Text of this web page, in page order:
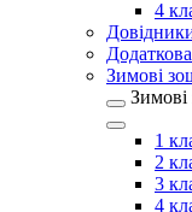
4
Зимові
1
2
3
4